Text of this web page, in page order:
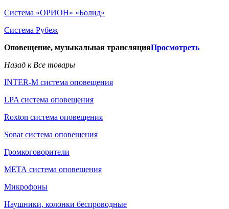
Система «ОРИОН» «Болид»
Система Рубеж
Оповещение, музыкальная трансляцияПросмотреть
Назад к Все товары
INTER-M система оповещения
LPA система оповещения
Roxton система оповещения
Sonar система оповещения
Громкоговорители
МЕТА система оповещения
Микрофоны
Наушники, колонки беспроводные